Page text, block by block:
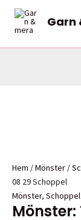
Hoppa
innehåll
Garn
Hem /Mönster /
08 29 Schoppel
Mönster,
Sale!
Sale!